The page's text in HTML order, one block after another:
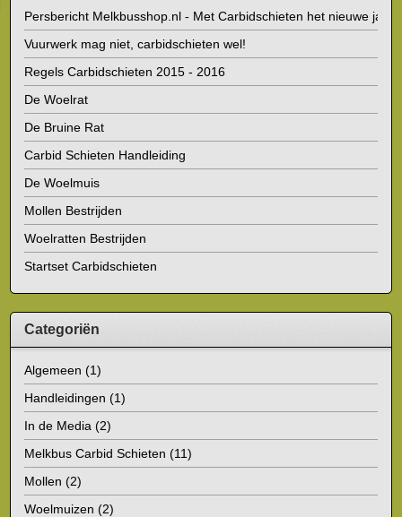
Persbericht Melkbusshop.nl - Met Carbidschieten het nieuwe jaar
Vuurwerk mag niet, carbidschieten wel!
Regels Carbidschieten 2015 - 2016
De Woelrat
De Bruine Rat
Carbid Schieten Handleiding
De Woelmuis
Mollen Bestrijden
Woelratten Bestrijden
Startset Carbidschieten
Categoriën
Algemeen(1)
Handleidingen(1)
In de Media(2)
Melkbus Carbid Schieten(11)
Mollen(2)
Woelmuizen(2)